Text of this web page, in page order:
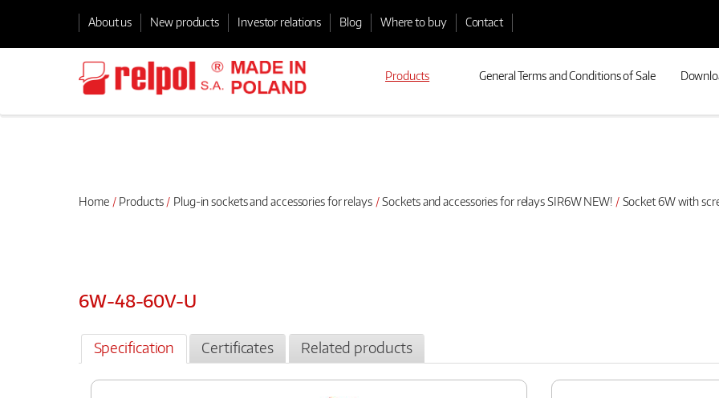
About us New products Investor relations Blog Where to buy Contact
Products General Terms and Conditions of Sale
Home Products Plug-in sockets and accessories for relays Sockets and accessories for relays SIR6W NEW! Socket 6W with
6W-48-60V-U
Specification Certificates Related products